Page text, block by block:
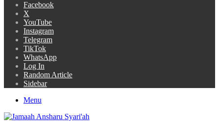
Facebook
X
YouTube
Instagram
Telegram
TikTok
WhatsApp
Log In
Random Article
Sidebar
Menu